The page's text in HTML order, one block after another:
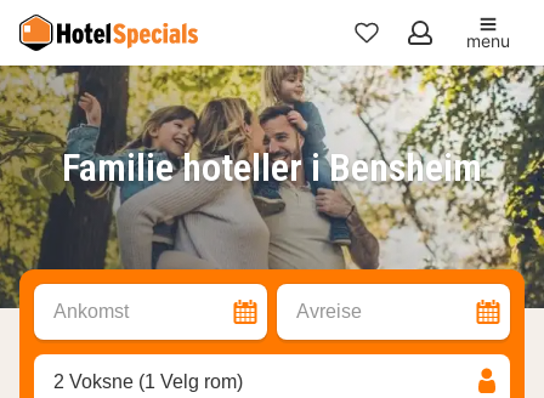
Mine
favoritter
menu
Familie hoteller i Bensheim
Ankomst Avreise
2 Voksne (1 Velg rom)